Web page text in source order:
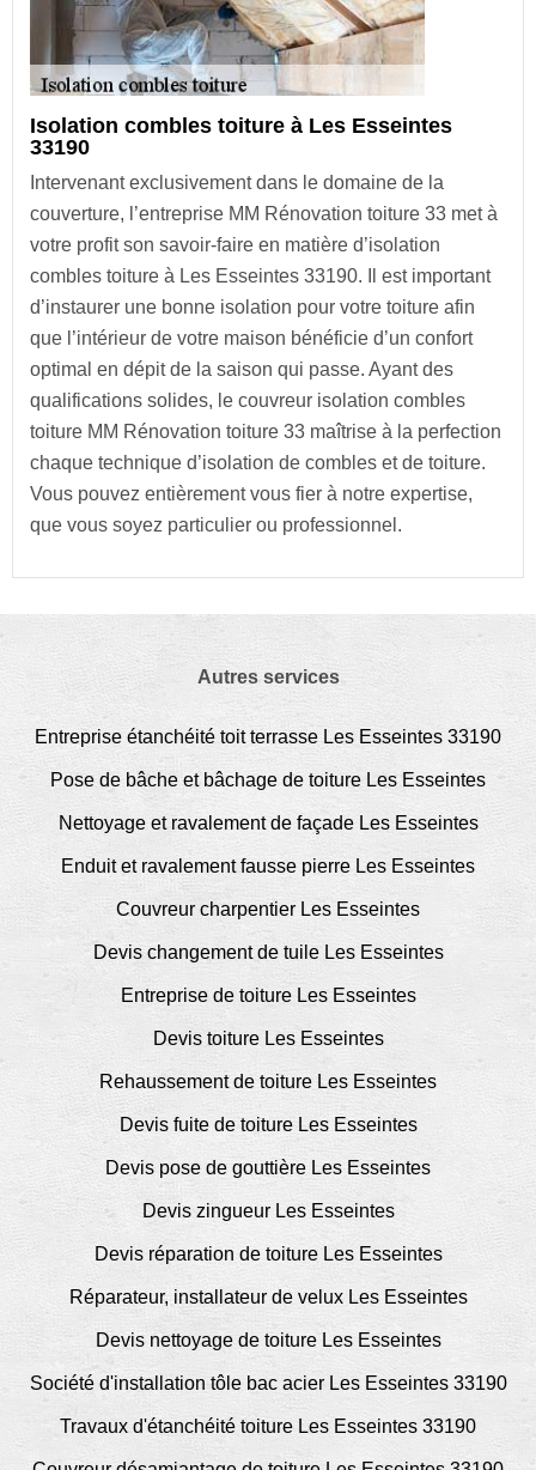
Isolation combles toiture à Les Esseintes
33190
Intervenant exclusivement dans le domaine de la
couverture, l’entreprise MM Rénovation toiture 33 met à
votre profit son savoir-faire en matière d’isolation
combles toiture à Les Esseintes 33190. Il est important
d’instaurer une bonne isolation pour votre toiture afin
que l’intérieur de votre maison bénéficie d’un confort
optimal en dépit de la saison qui passe. Ayant des
qualifications solides, le couvreur isolation combles
toiture MM Rénovation toiture 33 maîtrise à la perfection
chaque technique d’isolation de combles et de toiture.
Vous pouvez entièrement vous fier à notre expertise,
que vous soyez particulier ou professionnel.
Autres services
Entreprise étanchéité toit terrasse Les Esseintes 33190
Pose de bâche et bâchage de toiture Les Esseintes
Nettoyage et ravalement de façade Les Esseintes
Enduit et ravalement fausse pierre Les Esseintes
Couvreur charpentier Les Esseintes
Devis changement de tuile Les Esseintes
Entreprise de toiture Les Esseintes
Devis toiture Les Esseintes
Rehaussement de toiture Les Esseintes
Devis fuite de toiture Les Esseintes
Devis pose de gouttière Les Esseintes
Devis zingueur Les Esseintes
Devis réparation de toiture Les Esseintes
Réparateur, installateur de velux Les Esseintes
Devis nettoyage de toiture Les Esseintes
Société d'installation tôle bac acier Les Esseintes 33190
Travaux d'étanchéité toiture Les Esseintes 33190